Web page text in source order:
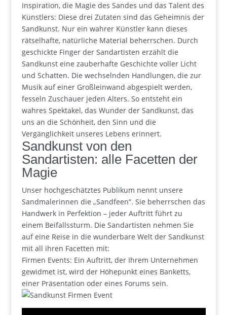
Inspiration, die Magie des Sandes und das Talent des
Künstlers: Diese drei Zutaten sind das Geheimnis der
Sandkunst. Nur ein wahrer Künstler kann dieses
rätselhafte, natürliche Material beherrschen. Durch
geschickte Finger der Sandartisten erzählt die
Sandkunst eine zauberhafte Geschichte voller Licht
und Schatten. Die wechselnden Handlungen, die zur
Musik auf einer Großleinwand abgespielt werden,
fesseln Zuschauer jeden Alters. So entsteht ein
wahres Spektakel, das Wunder der Sandkunst, das
uns an die Schönheit, den Sinn und die
Vergänglichkeit unseres Lebens erinnert.
Sandkunst von den
Sandartisten: alle Facetten der
Magie
Unser hochgeschätztes Publikum nennt unsere
Sandmalerinnen die „Sandfeen“. Sie beherrschen das
Handwerk in Perfektion – jeder Auftritt führt zu
einem Beifallssturm. Die Sandartisten nehmen Sie
auf eine Reise in die wunderbare Welt der Sandkunst
mit all ihren Facetten mit:
Firmen Events: Ein Auftritt, der Ihrem Unternehmen
gewidmet ist, wird der Höhepunkt eines Banketts,
einer Präsentation oder eines Forums sein.